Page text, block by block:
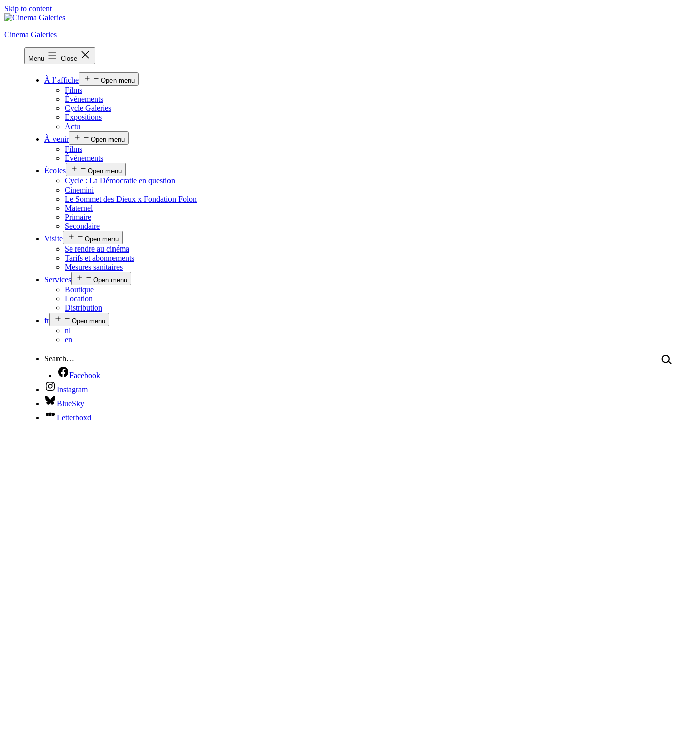
Skip to content
Cinema Galeries
Menu Close
À l’affiche Open menu
Films
Événements
Cycle Galeries
Expositions
Actu
À venir
Open menu
Films
Événements
Écoles
Open menu
Cycle : La Démocratie en question
Cinemini
Le Sommet des Dieux x Fondation Folon
Maternel
Primaire
Secondaire
Visite
Open menu
Se rendre au cinéma
Tarifs et abonnements
Mesures sanitaires
Services
Open menu
Boutique
Location
Distribution
fr
Open menu
nl
en
Search…
Facebook
Instagram
BlueSky
Letterboxd